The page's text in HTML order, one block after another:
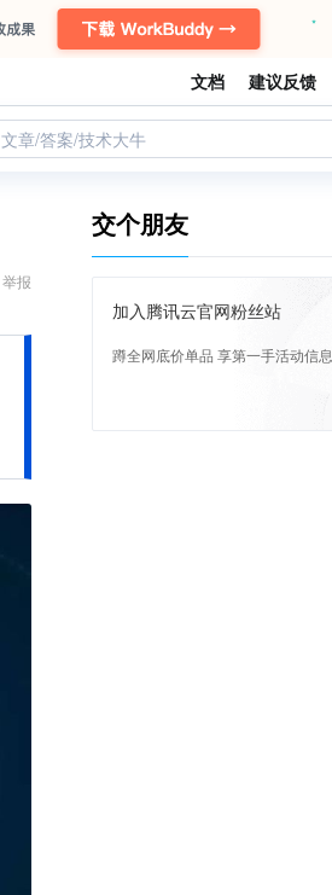
文档 建议反馈
文章/答案/技术大牛
举报
交个朋友
加入腾讯云官网粉丝站
蹲全网底价单品 享第一手活动信息